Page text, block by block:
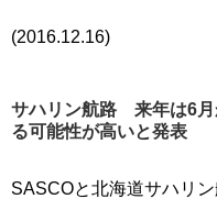
(2016.12.16)
サハリン航路 来年は6月
る可能性が高いと発表
SASCOと北海道サハリ